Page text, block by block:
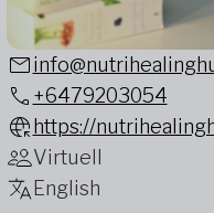
+6479203054
https://
Virtuell
English